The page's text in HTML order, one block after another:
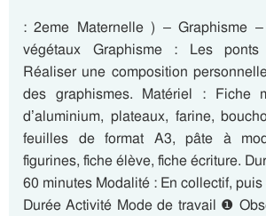
: 2eme Maternelle ) – Graphisme
végétaux Graphisme : Les ponts
Réaliser une composition
des graphismes. Matériel : Fiche
d’aluminium, plateaux, farine,
feuilles de format A3, pâte à
figurines, fiche élève, fiche écriture.
60 minutes Modalité : En collectif,
Durée Activité Mode de travail ❶